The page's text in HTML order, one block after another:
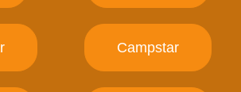
Campstar